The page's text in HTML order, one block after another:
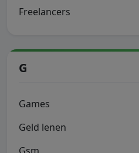
Freelancers
G
Games
Geld lenen